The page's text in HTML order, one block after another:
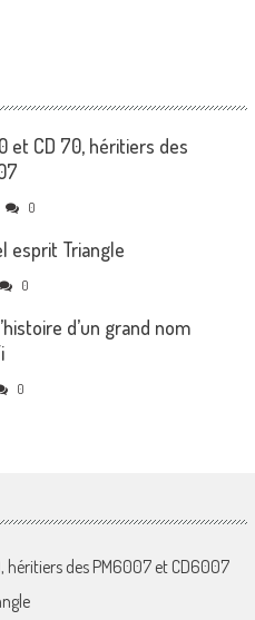
et CD 70, héritiers des
0
esprit Triangle
0
d’un grand nom
0
héritiers des PM6007 et CD6007